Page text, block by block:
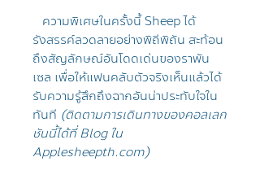
ความพิเศษในครั้งนี้ Sheep ได้
รังสรรค์ลวดลายอย่างพิถีพิถัน สะท้อน
ถึงสัญลักษณ์อันโดดเด่นของราพัน
เซล เพื่อให้แฟนคลับตัวจริงเห็นแล้วได้
รับความรู้สึกถึงฉากอันน่าประทับใจใน
ทันที (ติดตามการเดินทางของคอลเลก
ชันนี้ได้ที่ Blog ใน
Applesheepth.com)